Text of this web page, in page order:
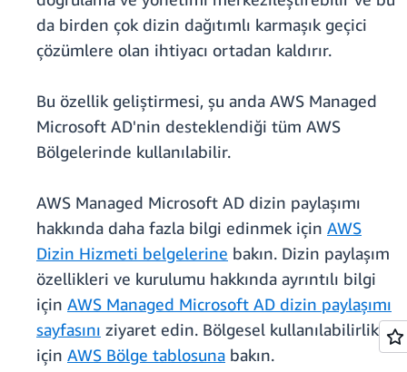
da birden çok dizin dağıtımlı karmaşık geçici
çözümlere olan ihtiyacı ortadan kaldırır.
Bu özellik geliştirmesi, şu anda AWS Managed
Microsoft AD'nin desteklendiği tüm AWS
Bölgelerinde kullanılabilir.
AWS Managed Microsoft AD dizin paylaşımı
hakkında daha fazla bilgi edinmek için AWS
Dizin Hizmeti belgelerine bakın. Dizin paylaşım
özellikleri ve kurulumu hakkında ayrıntılı bilgi
için AWS Managed Microsoft AD dizin paylaşımı
sayfasını ziyaret edin. Bölgesel kullanılabilirlik
için AWS Bölge tablosuna bakın.